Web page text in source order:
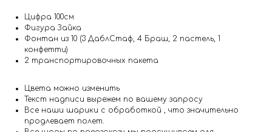
Цифра 100см
Фигура Зайка
Фонтан из 10 (3 ДаблСтаф, 4 Браш, 2 пастель, 1
конфетти)
2 транспортировочных пакета
Цвета можно изменить
Текст надписи вырежем по вашему запросу
Все наши шарики с обработкой , что значительно
продлевает полет.